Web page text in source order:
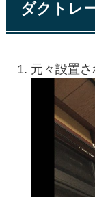
ダクトレ
元々設置